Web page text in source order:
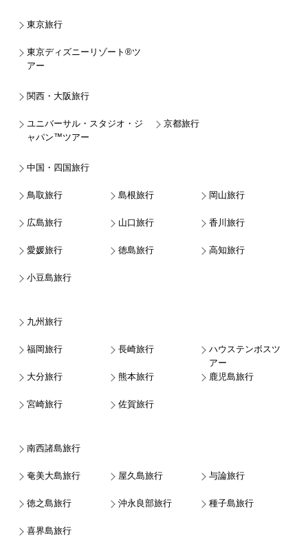
東京旅行
東京ディズニーリゾート®ツ
アー
関西・大阪旅行
ユニバーサル・スタジオ・ジ
ャパン™ツアー
京都旅行
中国・四国旅行
鳥取旅行 島根旅行 岡山旅行
広島旅行 山口旅行 香川旅行
愛媛旅行 徳島旅行 高知旅行
小豆島旅行
九州旅行
福岡旅行 長崎旅行
ハウステンボスツ
アー
大分旅行
熊本旅行 鹿児島旅行
宮崎旅行 佐賀旅行
南西諸島旅行
奄美大島旅行 屋久島旅行 与論旅行
徳之島旅行 沖永良部旅行 種子島旅行
喜界島旅行